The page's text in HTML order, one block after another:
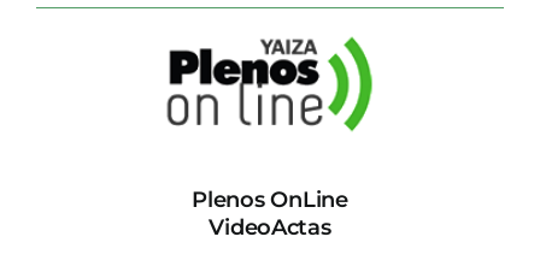
Plenos OnLine
VideoActas